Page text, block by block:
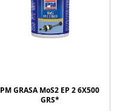
PM GRASA MoS2 EP 2 6X500
GRS*